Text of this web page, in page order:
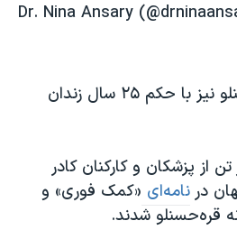
همسر او، فرزانه قره‌حسنلو نیز با حکم ۲۵ سال زندان
از پزشکان و کارکنان کادر
در نامه‌ای «کمک فوری» و
قره‌حسنلو شدند.